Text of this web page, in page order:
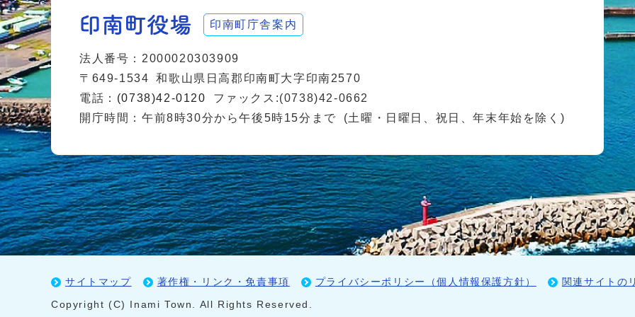
印南町庁舎案内
法人番号：2000020303909
〒649-1534
和歌山県日高郡印南町大字印南2570
電話： (0738)42-0120
ファックス:(0738)42-0662
開庁時間：午前8時30分から午後5時15分まで
(土曜・日曜日、祝日、年末年始を除く)
サイトマップ 著作権・リンク・免責事項 プライバシーポリシー（個人情報保護方針） 関連サイトの
Copyright (C) Inami Town. All Rights Reserved.